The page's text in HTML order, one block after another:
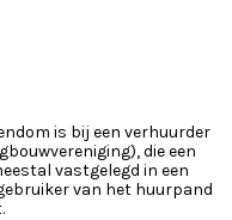
is bij een verhuurder
die een
vastgelegd in een
van het huurpand